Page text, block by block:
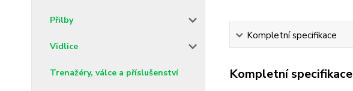
Přilby
Vidlice
Trenažéry, válce a příslušenství
Kompletní specifikace
Kompletní specifikace